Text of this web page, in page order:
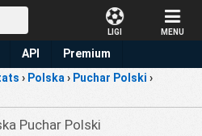
LIGI MENU
API Premium
› Polska › Puchar Polski ›
Puchar Polski